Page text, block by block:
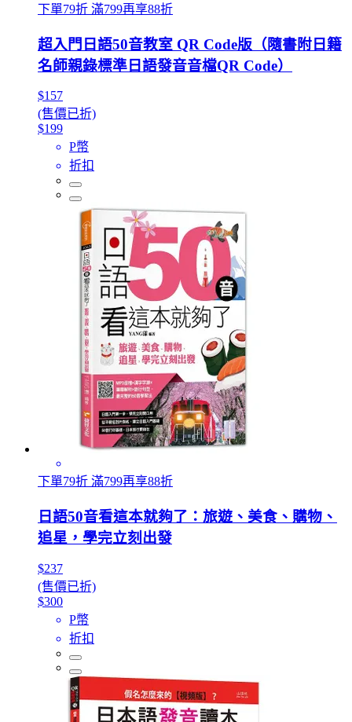
下單79折 滿799再享88折
超入門日語50音教室 QR Code版（隨書附日籍
名師親錄標準日語發音音檔QR Code）
$157
(售價已折)
$199
P幣
折扣
下單79折 滿799再享88折
日語50音看這本就夠了：旅遊、美食、購物、
追星，學完立刻出發
$237
(售價已折)
$300
P幣
折扣